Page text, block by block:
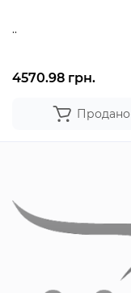
..
4570.98 грн.
Продано